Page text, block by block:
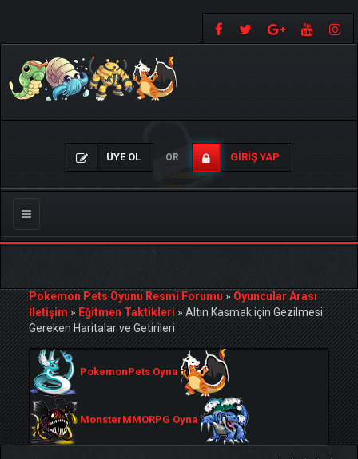
ÜYE OL OR GIRIŞ YAP
Gezinmeyi
Değiştir
Pokemon Pets Oyunu Resmi Forumu»Oyuncular Arası
İletişim»Eğitmen Taktikleri»Altın Kasmak için Gezilmesi
Gereken Haritalar ve Getirileri
PokemonPets Oyna
MonsterMMORPG Oyna